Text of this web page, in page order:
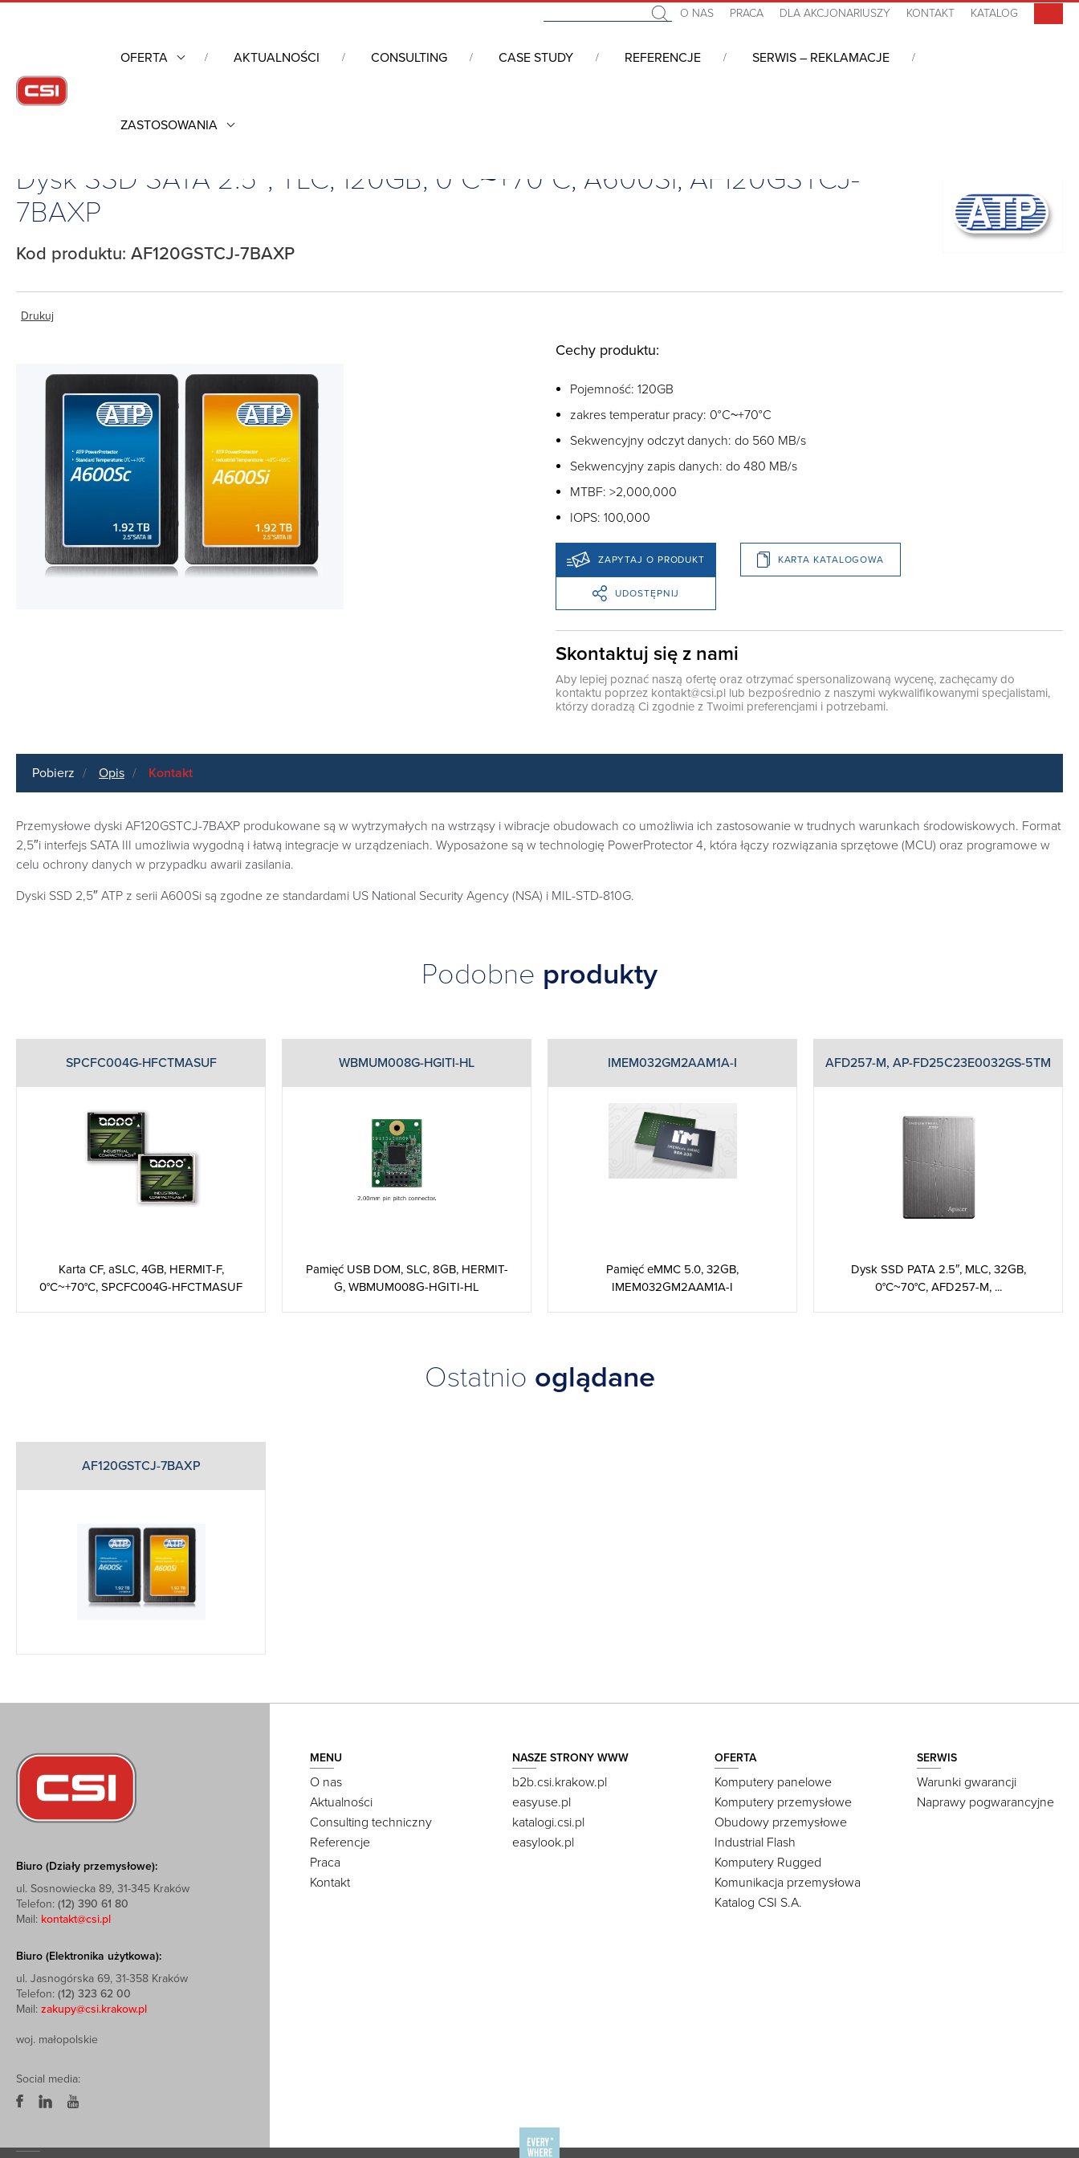
O NAS PRACA DLA AKCJONARIUSZY KONTAKT KATALOG
OFERTA AKTUALNOŚCI CONSULTING CASE STUDY REFERENCJE SERWIS – REKLAMACJE
ZASTOSOWANIA
Industrial Flash /
Dysk SSD SATA 2.5″, TLC, 120GB, 0°C~+70°C, A600Si, AF120GSTCJ-
7BAXP
Kod produktu: AF120GSTCJ-7BAXP
Drukuj
Cechy produktu:
Pojemność: 120GB
zakres temperatur pracy: 0°C~+70°C
Sekwencyjny odczyt danych: do 560 MB/s
Sekwencyjny zapis danych: do 480 MB/s
MTBF: >2,000,000
IOPS: 100,000
ZAPYTAJ O PRODUKT KARTA KATALOGOWA
UDOSTĘPNIJ
Skontaktuj się z nami
Aby lepiej poznać naszą ofertę oraz otrzymać spersonalizowaną wycenę, zachęcamy do
kontaktu poprzez kontakt@csi.pl lub bezpośrednio z naszymi wykwalifikowanymi specjalistami,
którzy doradzą Ci zgodnie z Twoimi preferencjami i potrzebami.
Pobierz Opis Kontakt
Przemysłowe dyski AF120GSTCJ-7BAXP produkowane są w wytrzymałych na wstrząsy i wibracje obudowach co umożliwia ich zastosowanie w trudnych warunkach środowiskowych. Format
2,5″i interfejs SATA III umożliwia wygodną i łatwą integracje w urządzeniach. Wyposażone są w technologię PowerProtector 4, która łączy rozwiązania sprzętowe (MCU) oraz programowe w
celu ochrony danych w przypadku awarii zasilania.
Dyski SSD 2,5″ ATP z serii A600Si są zgodne ze standardami US National Security Agency (NSA) i MIL-STD-810G.
Podobne produkty
SPCFC004G-HFCTMASUF
Karta CF, aSLC, 4GB, HERMIT-F,
0°C~+70°C, SPCFC004G-HFCTMASUF
WBMUM008G-HGITI-HL
Pamięć USB DOM, SLC, 8GB, HERMIT-
G, WBMUM008G-HGITI-HL
IMEM032GM2AAM1A-I
Pamięć eMMC 5.0, 32GB,
IMEM032GM2AAM1A-I
AFD257-M, AP-FD25C23E0032GS-5TM
Dysk SSD PATA 2.5″, MLC, 32GB,
0°C~70°C, AFD257-M, ...
Ostatnio oglądane
AF120GSTCJ-7BAXP
Biuro (Działy przemysłowe):
ul. Sosnowiecka 89, 31-345 Kraków
Telefon: (12) 390 61 80
Mail: kontakt@csi.pl
Biuro (Elektronika użytkowa):
ul. Jasnogórska 69, 31-358 Kraków
Telefon: (12) 323 62 00
Mail: zakupy@csi.krakow.pl
woj. małopolskie
Social media:
MENU
O nas
Aktualności
Consulting techniczny
Referencje
Praca
Kontakt
NASZE STRONY WWW
b2b.csi.krakow.pl
easyuse.pl
katalogi.csi.pl
easylook.pl
OFERTA
Komputery panelowe
Komputery przemysłowe
Obudowy przemysłowe
Industrial Flash
Komputery Rugged
Komunikacja przemysłowa
Katalog CSI S.A.
SERWIS
Warunki gwarancji
Naprawy pogwarancyjne